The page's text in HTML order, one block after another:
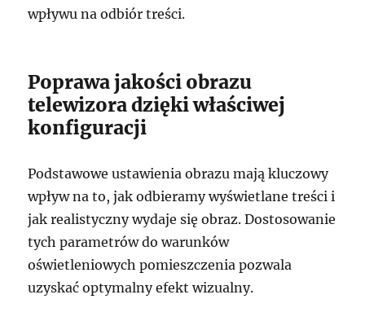
wpływu na odbiór treści.
Poprawa jakości obrazu
telewizora dzięki właściwej
konfiguracji
Podstawowe ustawienia obrazu mają kluczowy
wpływ na to, jak odbieramy wyświetlane treści i
jak realistyczny wydaje się obraz. Dostosowanie
tych parametrów do warunków
oświetleniowych pomieszczenia pozwala
uzyskać optymalny efekt wizualny.